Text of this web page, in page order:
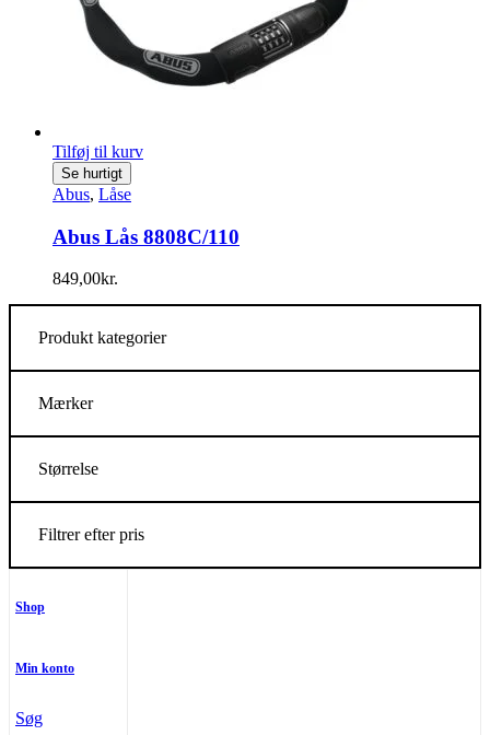
Tilføj til kurv
Se hurtigt
Abus, Låse
Abus Lås 8808C/110
849,00kr.
Produkt kategorier
Mærker
Størrelse
Filtrer efter pris
Shop
Min konto
Søg